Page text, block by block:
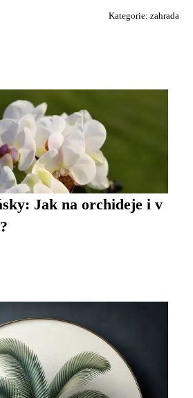
Kategorie: zahrada
Jak na orchideje i v